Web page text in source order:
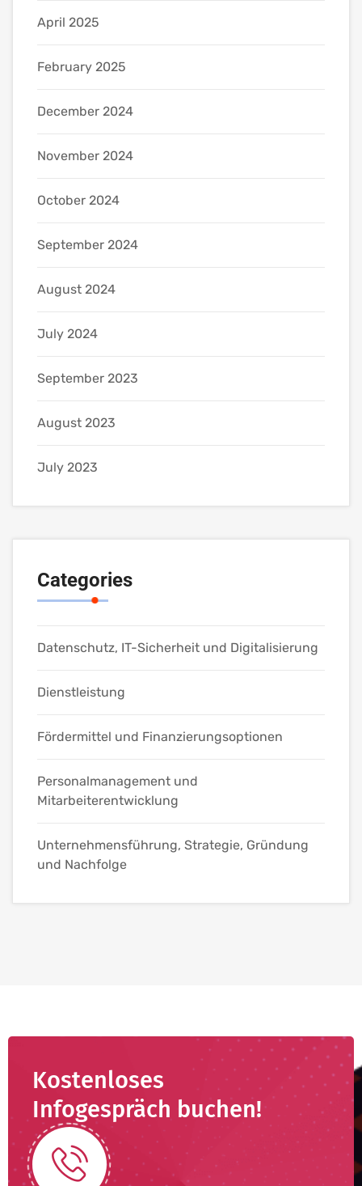
April 2025
February 2025
December 2024
November 2024
October 2024
September 2024
August 2024
July 2024
September 2023
August 2023
July 2023
Categories
Datenschutz, IT-Sicherheit und Digitalisierung
Dienstleistung
Fördermittel und Finanzierungsoptionen
Personalmanagement und
Mitarbeiterentwicklung
Unternehmensführung, Strategie, Gründung
und Nachfolge
Kostenloses
Infogespräch buchen!